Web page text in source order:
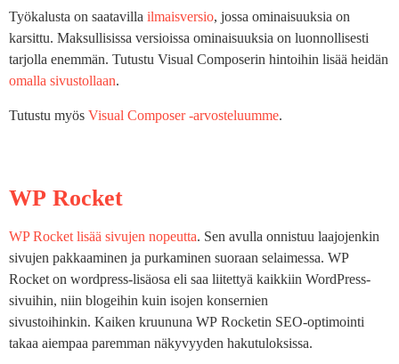
Työkalusta on saatavilla ilmaisversio, jossa ominaisuuksia on
karsittu. Maksullisissa versioissa ominaisuuksia on luonnollisesti
tarjolla enemmän. Tutustu Visual Composerin hintoihin lisää heidän
omalla sivustollaan.
Tutustu myös Visual Composer -arvosteluumme.
WP Rocket
WP Rocket lisää sivujen nopeutta. Sen avulla onnistuu laajojenkin
sivujen pakkaaminen ja purkaminen suoraan selaimessa. WP
Rocket on wordpress-lisäosa eli saa liitettyä kaikkiin WordPress-
sivuihin, niin blogeihin kuin isojen konsernien
sivustoihinkin. Kaiken kruununa WP Rocketin SEO-optimointi
takaa aiempaa paremman näkyvyyden hakutuloksissa.